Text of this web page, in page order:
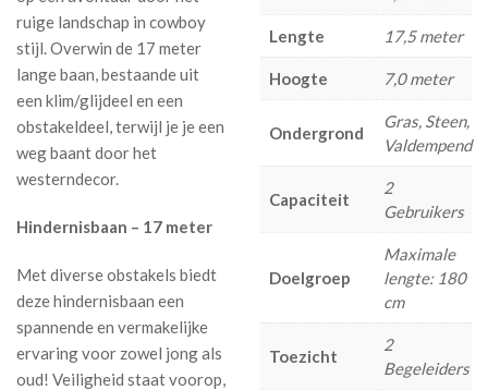
ruige landschap in cowboy
stijl. Overwin de 17 meter
lange baan, bestaande uit
een klim/glijdeel en een
obstakeldeel, terwijl je je een
weg baant door het
westerndecor.
Hindernisbaan – 17 meter
Met diverse obstakels biedt
deze hindernisbaan een
spannende en vermakelijke
ervaring voor zowel jong als
oud! Veiligheid staat voorop,
Lengte 17,5 meter
Hoogte 7,0 meter
Ondergrond
Gras, Steen,
Valdempend
Capaciteit
2
Gebruikers
Doelgroep
Maximale
lengte: 180
cm
Toezicht
2
Begeleiders